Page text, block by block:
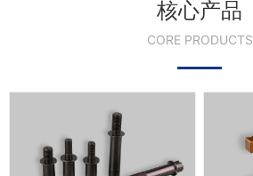
核心产品
CORE PRODUCTS